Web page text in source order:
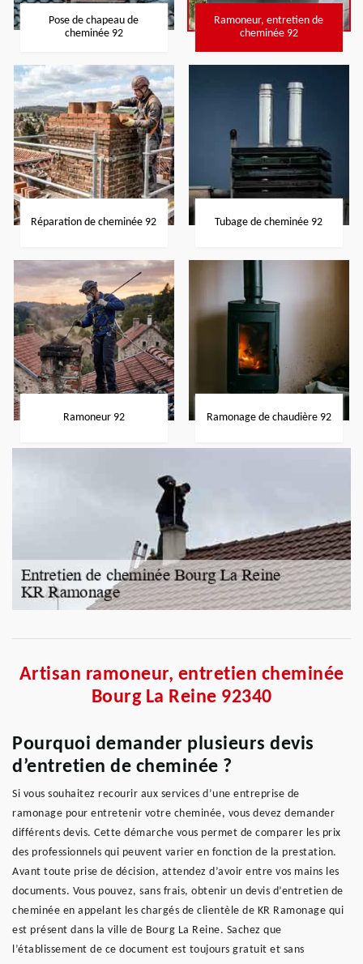
Pose de chapeau de
cheminée 92
Ramoneur, entretien de
cheminée 92
Réparation de cheminée 92 Tubage de cheminée 92
Ramoneur 92 Ramonage de chaudière 92
Artisan ramoneur, entretien cheminée
Bourg La Reine 92340
Pourquoi demander plusieurs devis
d’entretien de cheminée ?
Si vous souhaitez recourir aux services d’une entreprise de
ramonage pour entretenir votre cheminée, vous devez demander
différents devis. Cette démarche vous permet de comparer les prix
des professionnels qui peuvent varier en fonction de la prestation.
Avant toute prise de décision, attendez d’avoir entre vos mains les
documents. Vous pouvez, sans frais, obtenir un devis d’entretien de
cheminée en appelant les chargés de clientèle de KR Ramonage qui
est présent dans la ville de Bourg La Reine. Sachez que
l’établissement de ce document est toujours gratuit et sans